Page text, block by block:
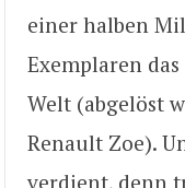
einer halben
Exemplaren
Welt (abgelöst
Renault Zoe).
verdient, denn